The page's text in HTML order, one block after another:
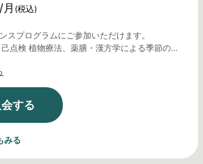
/月 (税込)
プログラムにご参加いただけます。
する
みる